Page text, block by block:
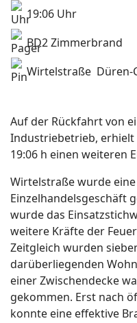
19:06 Uhr
BD2 Zimmerbrand
Wirtelstraße Düren-
Auf der Rückfahrt von
Industriebetrieb, erhielt
19:06 h einen weiteren
Wirtelstraße wurde
Einzelhandelsgeschäft
wurde das
weitere Kräfte der
Zeitgleich wurden
darüberliegenden
einer Zwischendecke
gekommen. Erst nach
konnte eine effektive